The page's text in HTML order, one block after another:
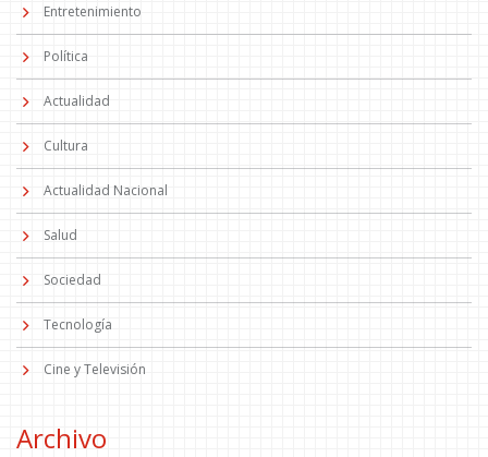
Entretenimiento
Política
Actualidad
Cultura
Actualidad Nacional
Salud
Sociedad
Tecnología
Cine y Televisión
Archivo